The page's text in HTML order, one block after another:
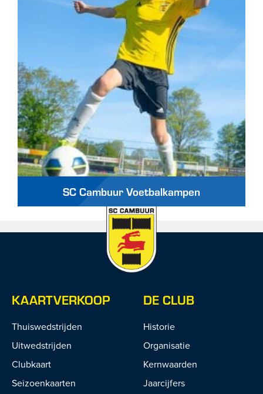
SC Cambuur Voetbalkampen
KAARTVERKOOP
Thuiswedstrijden
Uitwedstrijden
Clubkaart
Seizoenkaarten
DE CLUB
Historie
Organisatie
Kernwaarden
Jaarcijfers